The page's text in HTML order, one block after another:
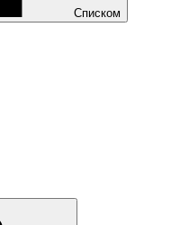
Списком